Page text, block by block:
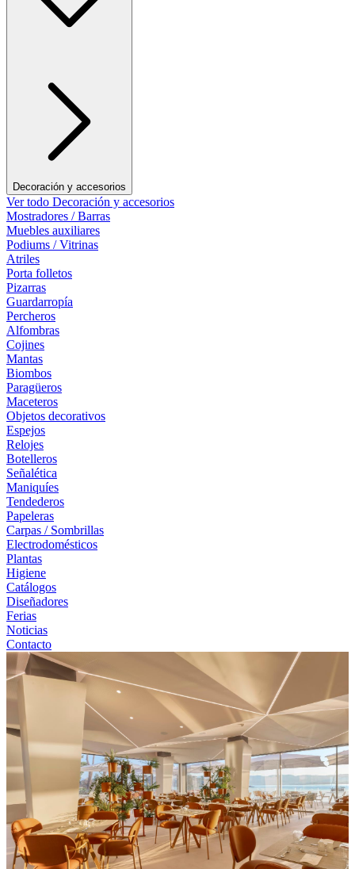
Decoración y accesorios
Ver todo Decoración y accesorios
Mostradores / Barras
Muebles auxiliares
Podiums / Vitrinas
Atriles
Porta folletos
Pizarras
Guardarropía
Percheros
Alfombras
Cojines
Mantas
Biombos
Paragüeros
Maceteros
Objetos decorativos
Espejos
Relojes
Botelleros
Señalética
Maniquíes
Tendederos
Papeleras
Carpas / Sombrillas
Electrodomésticos
Plantas
Higiene
Catálogos
Diseñadores
Ferias
Noticias
Contacto